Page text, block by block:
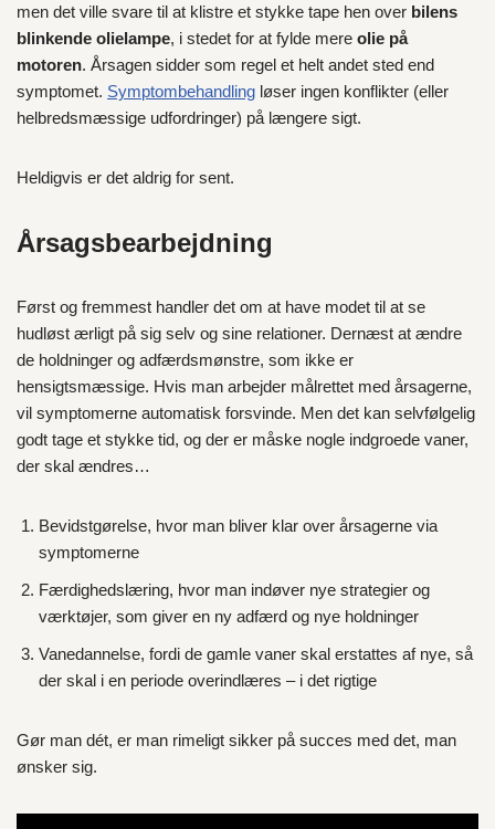
men det ville svare til at klistre et stykke tape hen over bilens
blinkende olielampe, i stedet for at fylde mere olie på
motoren. Årsagen sidder som regel et helt andet sted end
symptomet. Symptombehandling løser ingen konflikter (eller
helbredsmæssige udfordringer) på længere sigt.
Heldigvis er det aldrig for sent.
Årsagsbearbejdning
Først og fremmest handler det om at have modet til at se
hudløst ærligt på sig selv og sine relationer. Dernæst at ændre
de holdninger og adfærdsmønstre, som ikke er
hensigtsmæssige. Hvis man arbejder målrettet med årsagerne,
vil symptomerne automatisk forsvinde. Men det kan selvfølgelig
godt tage et stykke tid, og der er måske nogle indgroede vaner,
der skal ændres…
Bevidstgørelse, hvor man bliver klar over årsagerne via
symptomerne
Færdighedslæring, hvor man indøver nye strategier og
værktøjer, som giver en ny adfærd og nye holdninger
Vanedannelse, fordi de gamle vaner skal erstattes af nye, så
der skal i en periode overindlæres – i det rigtige
Gør man dét, er man rimeligt sikker på succes med det, man
ønsker sig.